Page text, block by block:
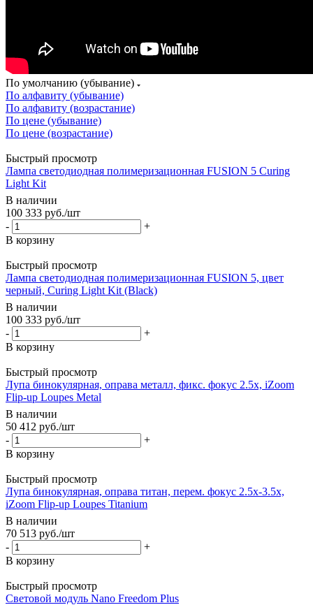
По умолчанию (убывание)
По алфавиту (убывание)
По алфавиту (возрастание)
По цене (убывание)
По цене (возрастание)
Быстрый просмотр
Лампа светодиодная полимеризационная FUSION 5 Curing
Light Kit
В наличии
100 333 руб./шт
-
+
В корзину
Быстрый просмотр
Лампа светодиодная полимеризационная FUSION 5, цвет
черный, Curing Light Kit (Black)
В наличии
100 333 руб./шт
-
+
В корзину
Быстрый просмотр
Лупа бинокулярная, оправа металл, фикс. фокус 2.5х, iZoom
Flip-up Loupes Metal
В наличии
50 412 руб./шт
-
+
В корзину
Быстрый просмотр
Лупа бинокулярная, оправа титан, перем. фокус 2.5х-3.5х,
iZoom Flip-up Loupes Titanium
В наличии
70 513 руб./шт
-
+
В корзину
Быстрый просмотр
Световой модуль Nano Freedom Plus